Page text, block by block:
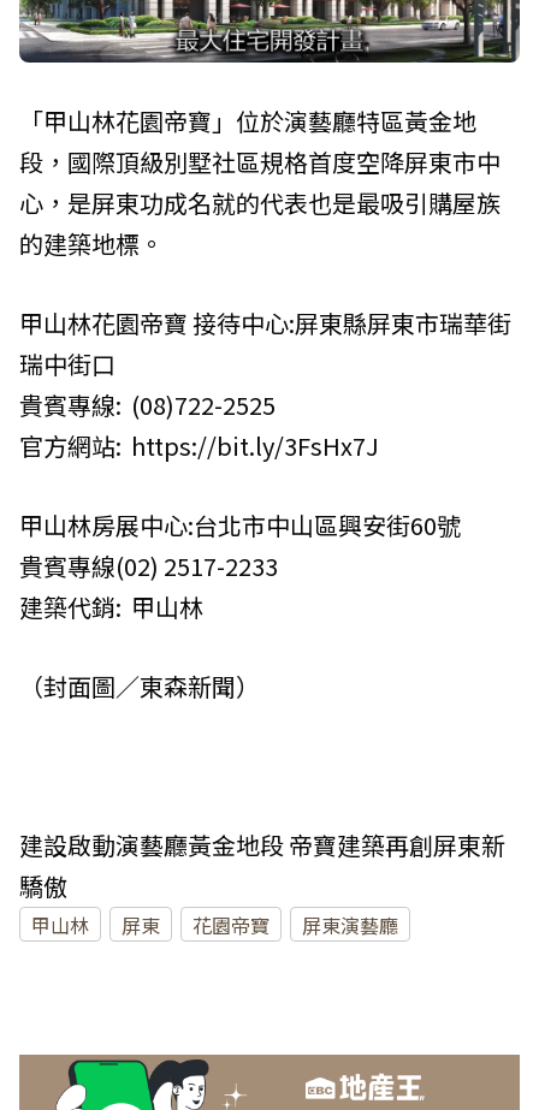
「甲山林花園帝寶」位於演藝廳特區黃金地
段，國際頂級別墅社區規格首度空降屏東市中
心，是屏東功成名就的代表也是最吸引購屋族
的建築地標。
甲山林花園帝寶 接待中心:屏東縣屏東市瑞華街
瑞中街口
貴賓專線: (08)722-2525
官方網站: https://bit.ly/3FsHx7J
甲山林房展中心:台北市中山區興安街60號
貴賓專線(02) 2517-2233
建築代銷: 甲山林
（封面圖／東森新聞）
建設啟動演藝廳黃金地段 帝寶建築再創屏東新
驕傲
甲山林 屏東 花園帝寶 屏東演藝廳